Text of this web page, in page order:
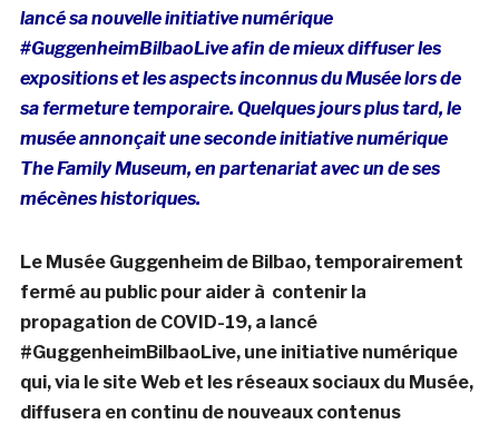
lancé sa nouvelle initiative numérique
#GuggenheimBilbaoLive afin de mieux diffuser les
expositions et les aspects inconnus du Musée lors de
sa fermeture temporaire. Quelques jours plus tard, le
muséeannonçaitune seconde initiative numérique
The Family Museum, en partenariat avec un de ses
mécènes historiques.
Le Musée Guggenheim de Bilbao, temporairement
fermé au public pour aider à contenir la
propagation de COVID-19, a lancé
#GuggenheimBilbaoLive, une initiative numérique
qui, via le site Web et les réseaux sociaux du Musée,
diffusera en continu de nouveaux contenus